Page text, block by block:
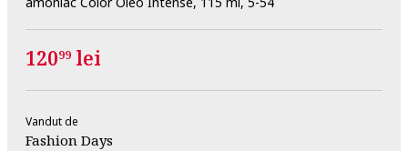
12099 lei
Vandut de
Fashion Days